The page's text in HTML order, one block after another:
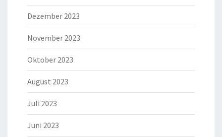
Dezember 2023
November 2023
Oktober 2023
August 2023
Juli 2023
Juni 2023